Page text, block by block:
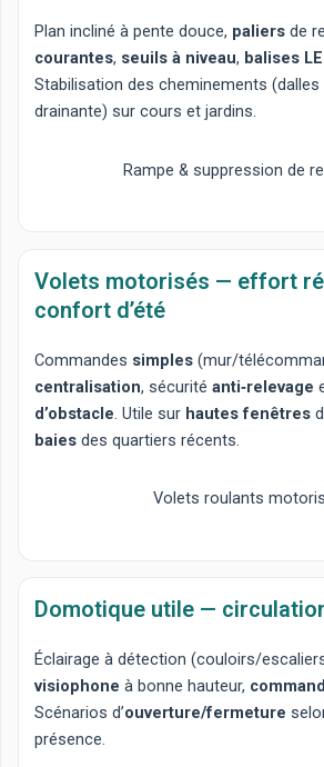
Plan incliné à pente douce, paliers de
courantes, seuils à niveau, balises
Stabilisation des cheminements (dalles
drainante) sur cours et jardins.
Rampe & suppression de
Volets motorisés — effort
confort d’été
Commandes simples (mur/
centralisation, sécuritéanti‑relevage
d’obstacle . Utile sur hautes fenêtres
baies des quartiers récents.
Volets roulants
Domotique utile —
Éclairage à détection (couloirs/
visiophone à bonne hauteur,
Scénarios d’ouverture/fermeture
présence.